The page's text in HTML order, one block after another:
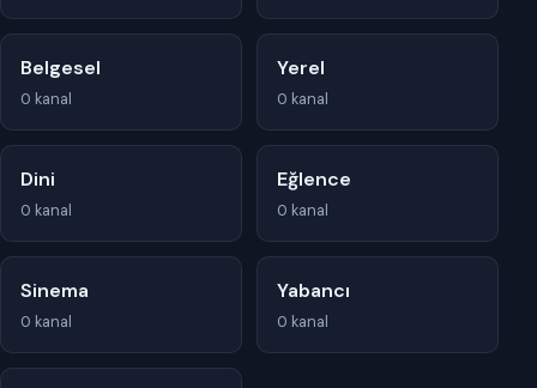
Belgesel
0 kanal
Yerel
0 kanal
Dini
0 kanal
Eğlence
0 kanal
Sinema
0 kanal
Yabancı
0 kanal